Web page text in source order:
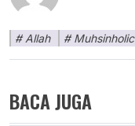
Allah Muhsinholic
BACA JUGA